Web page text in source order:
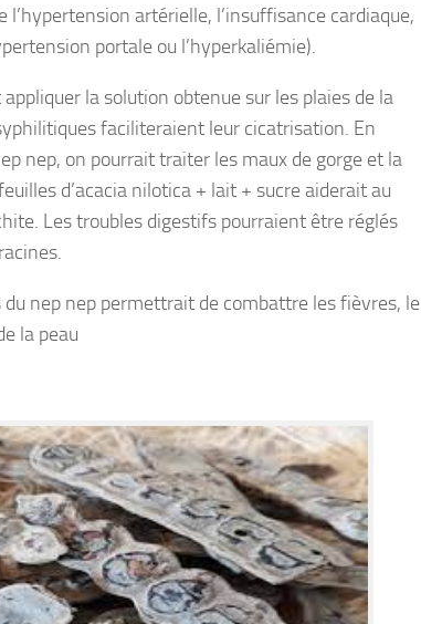
artérielle, l’insuffisance cardiaque,
portale ou l’hyperkaliémie).
la solution obtenue sur les plaies de la
faciliteraient leur cicatrisation. En
nep, on pourrait traiter les maux de gorge et la
d’acacia nilotica + lait + sucre aiderait au
Les troubles digestifs pourraient être réglés
nep nep permettrait de combattre les fièvres, le
la peau